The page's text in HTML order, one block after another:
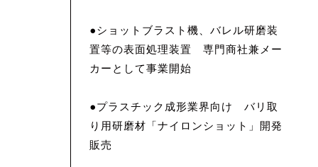
●ショットブラスト機、バレル研磨装
置等の表面処理装置 専門商社兼メー
カーとして事業開始
●プラスチック成形業界向け バリ取
り用研磨材「ナイロンショット」開発
販売